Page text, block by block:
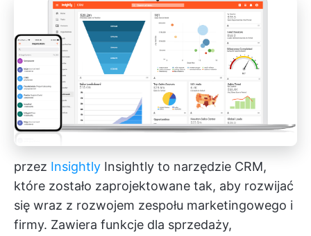
przez Insightly Insightly to narzędzie CRM,
które zostało zaprojektowane tak, aby rozwijać
się wraz z rozwojem zespołu marketingowego i
firmy. Zawiera funkcje dla sprzedaży,